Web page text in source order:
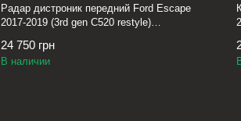
Радар дистроник передний Ford Escape
2017-2019 (3rd gen C520 restyle)
24 750 грн
В наличии